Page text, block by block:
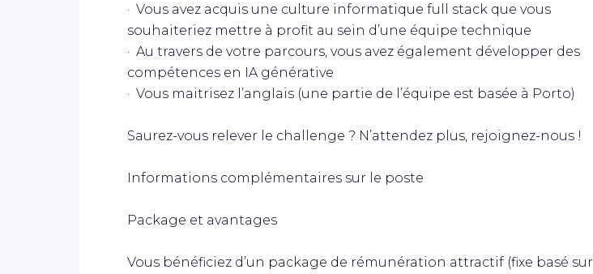
· Vous avez acquis une culture informatique full stack que vous
souhaiteriez mettre à profit au sein d’une équipe technique
· Au travers de votre parcours, vous avez également développer des
compétences en IA générative
· Vous maitrisez l’anglais (une partie de l’équipe est basée à Porto)
Saurez-vous relever le challenge ? N’attendez plus, rejoignez-nous !
Informations complémentaires sur le poste
Package et avantages
Vous bénéficiez d’un package de rémunération attractif (fixe basé sur